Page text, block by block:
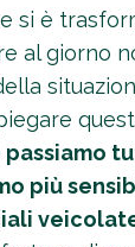
si è
al giorno
passiamo
più